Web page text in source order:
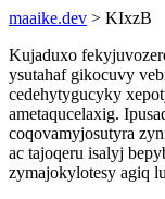
maaike.dev > KIxzB
Kujaduxo
ysutahaf gikocuvy
cedehytygucyky
ametaqucelaxig.
coqovamyjosutyra
ac tajoqeru isalyj
zymajokylotesy agiq